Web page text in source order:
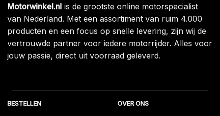
Motorwinkel.nl is de grootste online motorspecialist
van Nederland. Met een assortiment van ruim 4.000
producten en een focus op snelle levering, zijn wij de
vertrouwde partner voor iedere motorrijder. Alles voor
jouw passie, direct uit voorraad geleverd.
BESTELLEN OVER ONS